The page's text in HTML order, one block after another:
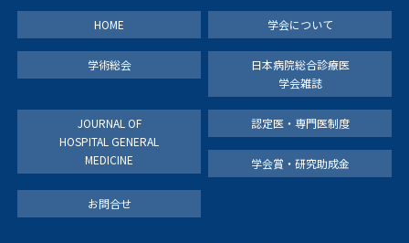
HOME 学会について
学術総会
日本病院総合診療医
学会雑誌
JOURNAL OF
HOSPITAL GENERAL
MEDICINE
認定医・専門医制度
学会賞・研究助成金
お問合せ